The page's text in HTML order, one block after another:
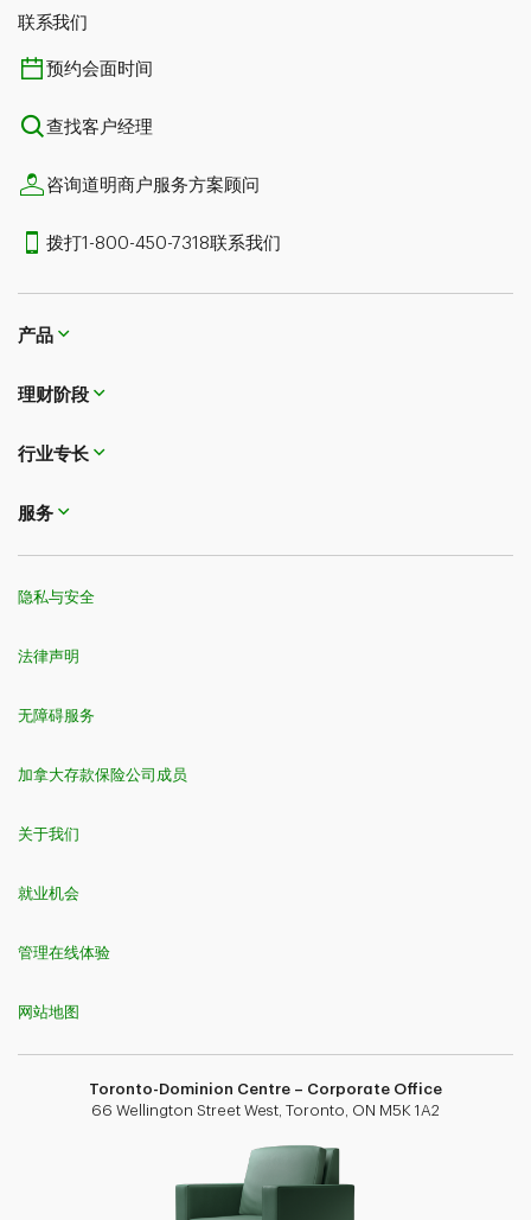
联系我们​​​​​​​
预约会面时间
查找客户经理
咨询道明商户服务方案顾问
拨打1-800-450-7318联系我们
产品
理财阶段
行业专长
服务
隐私与安全
法律声明
无障碍服务
加拿大存款保险公司成员
关于我们
就业机会
管理在线体验
网站地图
Toronto-Dominion Centre – Corporate Office
66 Wellington Street West, Toronto, ON M5K 1A2